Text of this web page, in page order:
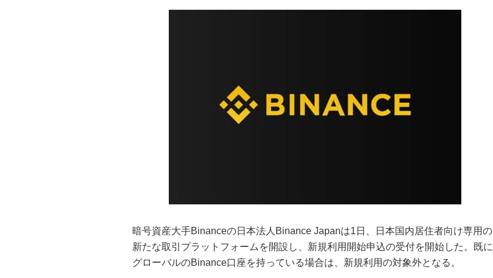
暗号資産大手Binanceの日本法人Binance Japanは1日、日本国内居住者向け専用の
新たな取引プラットフォームを開設し、新規利用開始申込の受付を開始した。既に
グローバルのBinance口座を持っている場合は、新規利用の対象外となる。